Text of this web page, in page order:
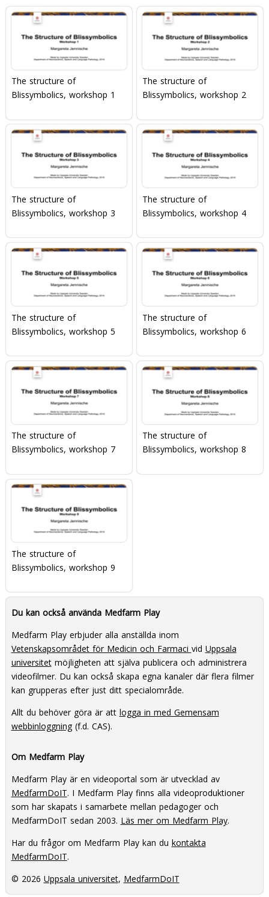
The structure of
Blissymbolics, workshop 1
The structure of
Blissymbolics, workshop 2
The structure of
Blissymbolics, workshop 3
The structure of
Blissymbolics, workshop 4
The structure of
Blissymbolics, workshop 5
The structure of
Blissymbolics, workshop 6
The structure of
Blissymbolics, workshop 7
The structure of
Blissymbolics, workshop 8
The structure of
Blissymbolics, workshop 9
Du kan också använda Medfarm Play
Medfarm Play erbjuder alla anställda inom
Vetenskapsområdet för Medicin och Farmaci vid Uppsala
universitetmöjligheten att själva publicera och administrera
videofilmer. Du kan också skapa egna kanaler där flera filmer
kan grupperas efter just ditt specialområde.
Allt du behöver göra är att logga in med Gemensam
webbinloggning(f.d. CAS).
Om Medfarm Play
Medfarm Play är en videoportal som är utvecklad av
MedfarmDoIT. I Medfarm Play finns alla videoproduktioner
som har skapats i samarbete mellan pedagoger och
MedfarmDoIT sedan 2003. Läs mer om Medfarm Play.
Har du frågor om Medfarm Play kan du kontakta
MedfarmDoIT.
© 2026 Uppsala universitet, MedfarmDoIT